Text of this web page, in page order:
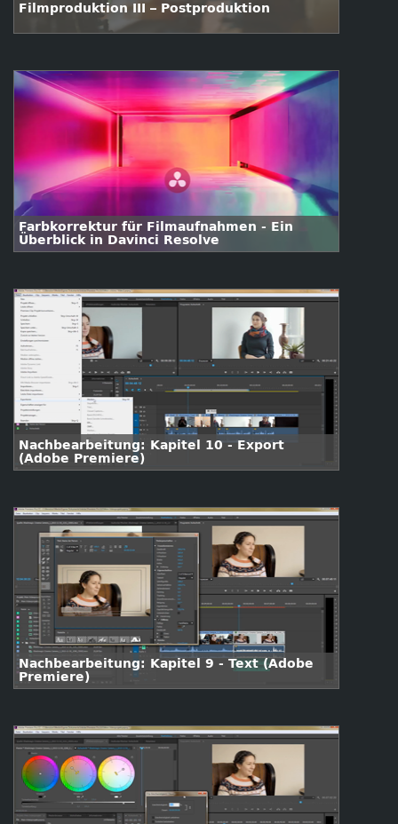
Filmproduktion III – Postproduktion
Farbkorrektur für Filmaufnahmen - Ein
Überblick in Davinci Resolve
Nachbearbeitung: Kapitel 10 - Export
(Adobe Premiere)
Nachbearbeitung: Kapitel 9 - Text (Adobe
Premiere)